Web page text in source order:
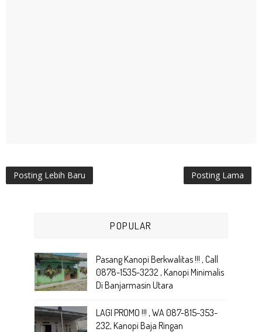
Posting Lebih Baru Posting Lama
POPULAR
Pasang Kanopi Berkwalitas !!! , Call
0878-1535-3232 , Kanopi Minimalis
Di Banjarmasin Utara
LAGI PROMO !!! , WA 087-815-353-
232, Kanopi Baja Ringan